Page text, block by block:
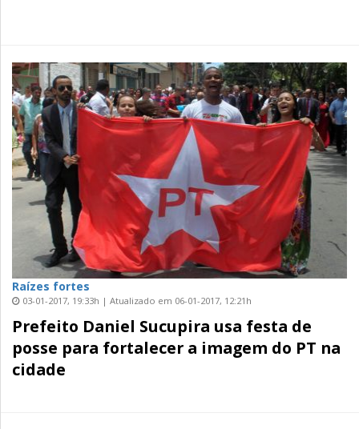
Raízes fortes
03-01-2017, 19:33h | Atualizado em 06-01-2017, 12:21h
Prefeito Daniel Sucupira usa festa de
posse para fortalecer a imagem do PT na
cidade